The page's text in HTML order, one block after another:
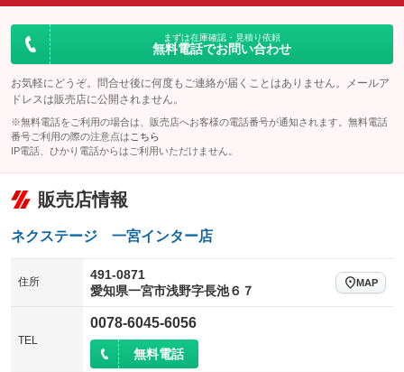
：装備なし
：装備なし
まずは在庫確認・見積り依頼
無料電話でお問い合わせ
お気軽にどうぞ。問合せ後に何度もご連絡が届くことはありません。メールア
ドレスは販売店に公開されません。
※無料電話をご利用の場合は、販売店へお客様の電話番号が通知されます。無料電話
番号ご利用の際の注意点は こちら
IP電話、ひかり電話からはご利用いただけません。
販売店情報
ネクステージ 一宮インター店
住所
491-0871
愛知県一宮市浅野字長池６７
MAP
TEL
0078-6045-6056
無料電話